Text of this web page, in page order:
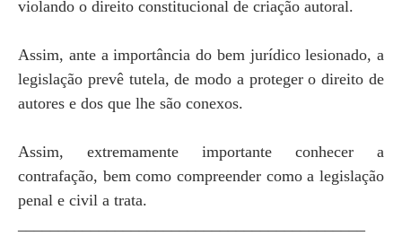
violando o direito constitucional de criação autoral.
Assim, ante a importância do bem jurídico lesionado, a
legislação prevê tutela, de modo a proteger o direito de
autores e dos que lhe são conexos.
Assim, extremamente importante conhecer a
contrafação, bem como compreender como a legislação
penal e civil a trata.